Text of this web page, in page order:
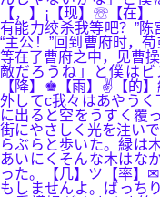
【，】¡【现】☏【在
有能力绞杀我等吧？”
“主公！”回到曹府时，
等在了曹府之中，见曹
敵だろうね」と僕はビ
【降】♚【雨】✌【的
外してc我々はあやう
に出ると空をうすく覆
街にやさしく光を注い
らぶらと歩いた。緑は
あいにくそんな木はな
った。【几】ツ【率】
もしませんよ。ばっち